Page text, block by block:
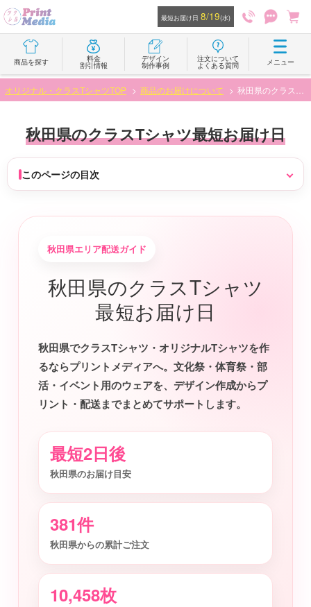
最短お届け日 8/19(水)
商品を探す 料金
割引情報
デザイン
制作事例
注文について
よくある質問 メニュー
オリジナル・クラスTシャツTOP 商品のお届けについて
秋田県のクラスTシャツ最短お届け日
このページの目次
秋田県エリア配送ガイド
秋田県のクラスTシャツ
最短お届け日
秋田県でクラスTシャツ・オリジナルTシャツを作
るならプリントメディアへ。文化祭・体育祭・部
活・イベント用のウェアを、デザイン作成からプ
リント・配送までまとめてサポートします。
最短2日後
秋田県のお届け目安
381件
秋田県からの累計ご注文
10,458枚